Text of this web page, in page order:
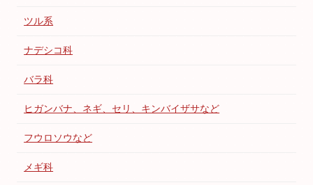
ツル系
ナデシコ科
バラ科
ヒガンバナ、ネギ、セリ、キンバイザサなど
フウロソウなど
メギ科